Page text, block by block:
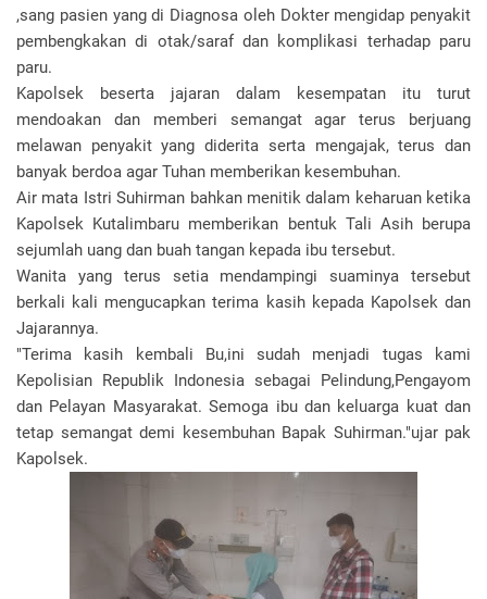
,sang pasien yang di Diagnosa oleh Dokter mengidap penyakit
pembengkakan di otak/saraf dan komplikasi terhadap paru
paru.
Kapolsek beserta jajaran dalam kesempatan itu turut
mendoakan dan memberi semangat agar terus berjuang
melawan penyakit yang diderita serta mengajak, terus dan
banyak berdoa agar Tuhan memberikan kesembuhan.
Air mata Istri Suhirman bahkan menitik dalam keharuan ketika
Kapolsek Kutalimbaru memberikan bentuk Tali Asih berupa
sejumlah uang dan buah tangan kepada ibu tersebut.
Wanita yang terus setia mendampingi suaminya tersebut
berkali kali mengucapkan terima kasih kepada Kapolsek dan
Jajarannya.
"Terima kasih kembali Bu,ini sudah menjadi tugas kami
Kepolisian Republik Indonesia sebagai Pelindung,Pengayom
dan Pelayan Masyarakat. Semoga ibu dan keluarga kuat dan
tetap semangat demi kesembuhan Bapak Suhirman."ujar pak
Kapolsek.